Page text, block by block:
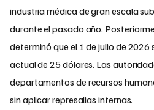
industria médica de gran escala
durante el pasado año.
determinó que el 1 de julio de 2026
actual de 25 dólares. Las
departamentos de recursos
sin aplicar represalias internas.